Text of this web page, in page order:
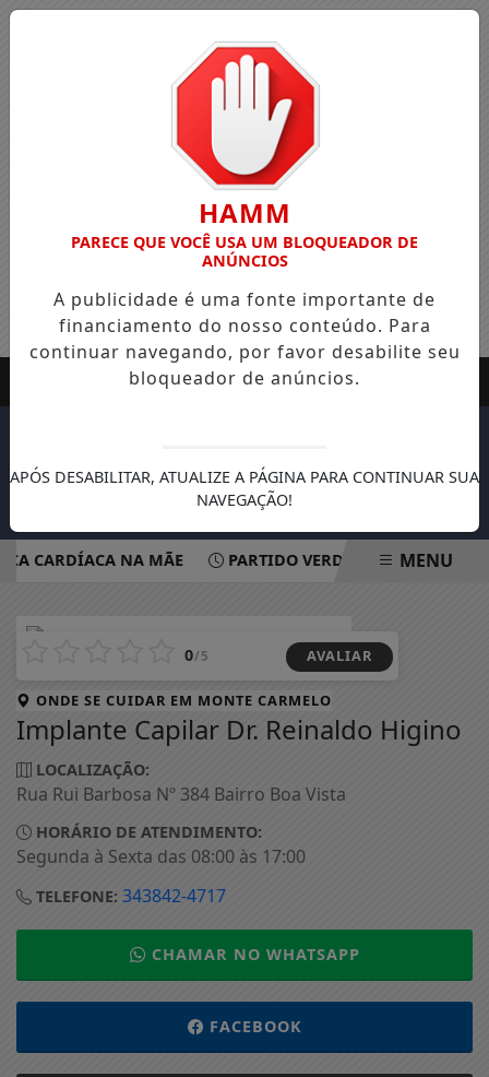
CARDÍACA NA MÃE PARTIDO VERDE OFICIALIZA
MENU
0/5 AVALIAR
ONDE SE CUIDAR EM MONTE CARMELO
Implante Capilar Dr. Reinaldo Higino
LOCALIZAÇÃO:
Rua Rui Barbosa Nº 384 Bairro Boa Vista
HORÁRIO DE ATENDIMENTO:
Segunda à Sexta das 08:00 às 17:00
TELEFONE: 343842-4717
CHAMAR NO WHATSAPP
FACEBOOK
HAMM
PARECE QUE VOCÊ USA UM BLOQUEADOR DE
ANÚNCIOS
A publicidade é uma fonte importante de
financiamento do nosso conteúdo. Para
continuar navegando, por favor desabilite seu
bloqueador de anúncios.
APÓS DESABILITAR, ATUALIZE A PÁGINA PARA CONTINUAR SUA
NAVEGAÇÃO!